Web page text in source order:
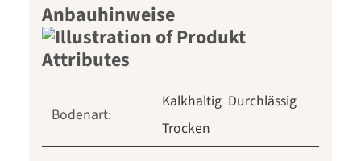
Anbauhinweise
Bodenart:
Kalkhaltig Durchlässig
Trocken